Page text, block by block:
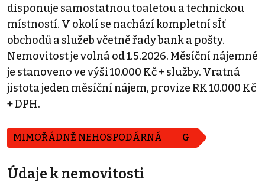
disponuje samostatnou toaletou a technickou
místností. V okolí se nachází kompletní sÍť
obchodů a služeb včetně řady bank a pošty.
Nemovitost je volná od 1.5.2026. Měsíční nájemné
je stanoveno ve výši 10.000 Kč + služby. Vratná
jistota jeden měsíční nájem, provize RK 10.000 Kč
+ DPH.
MIMOŘÁDNĚ NEHOSPODÁRNÁ G
Údaje k nemovitosti